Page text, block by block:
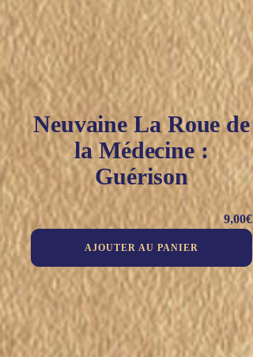
Neuvaine La Roue de
la Médecine :
Guérison
9,00€
AJOUTER AU PANIER